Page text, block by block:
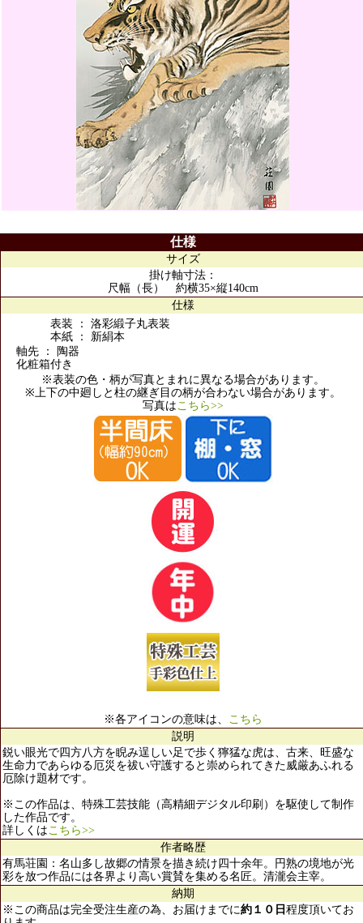
仕様
サイズ
掛け軸寸法：
尺幅（長） 約横35×縦140cm
仕様
表装 ： 洛彩緞子丸表装
本紙 ： 新絹本
軸先 ： 陶器
化粧箱付き
※表装の色・柄が写真とまれに異なる場合があります。
※上下の中廻しと柱の継ぎ目の柄が合わない場合があります。
写真はこちら>>
※各アイコンの意味は、 こちら
説明
鋭い眼光で四方八方を睨み逞しい足で歩く獰猛な虎は、古来、旺盛な
生命力であらゆる厄災を祓い守護すると崇められてきた威厳あふれる
厄除け題材です。
※この作品は、特殊工芸技能（高精細デジタル印刷）を駆使して制作
した作品です。
詳しくはこちら>>
作者略歴
有馬荘園：名山多し故郷の情景を描き続け四十余年。円熟の境地が光
彩を放つ作品には各界より高い賞賛を集める名匠。清瀧会主宰。
納期
※この商品は完全受注生産の為、お届けまでに約１０日 程度頂いてお